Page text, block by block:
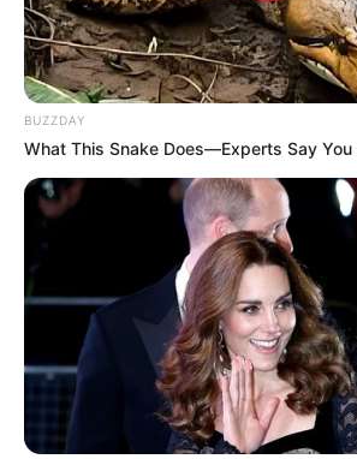
BUZZDAY
What This Snake Does—Experts Say You